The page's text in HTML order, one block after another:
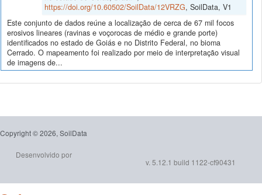
https://doi.org/10.60502/SoilData/12VRZG, SoilData, V1
Este conjunto de dados reúne a localização de cerca de 67 mil focos
erosivos lineares (ravinas e voçorocas de médio e grande porte)
identificados no estado de Goiás e no Distrito Federal, no bioma
Cerrado. O mapeamento foi realizado por meio de interpretação visual
de imagens de...
Copyright © 2026, SoilData
Desenvolvido por
v. 5.12.1 build 1122-cf90431